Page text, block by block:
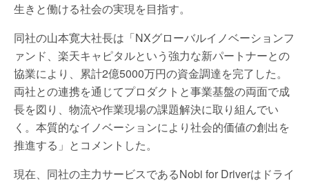
生きと働ける社会の実現を目指す。
同社の山本寛大社長は「NXグローバルイノベーションフ
ァンド、楽天キャピタルという強力な新パートナーとの
協業により、累計2億5000万円の資金調達を完了した。
両社との連携を通じてプロダクトと事業基盤の両面で成
長を図り、物流や作業現場の課題解決に取り組んでい
く。本質的なイノベーションにより社会的価値の創出を
推進する」とコメントした。
現在、同社の主力サービスであるNobi for Driverはドライ